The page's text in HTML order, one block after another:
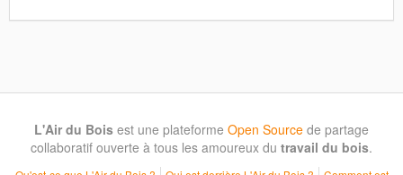
L'Air du Bois est une plateforme Open Source de partage
collaboratif ouverte à tous les amoureux du travail du bois.